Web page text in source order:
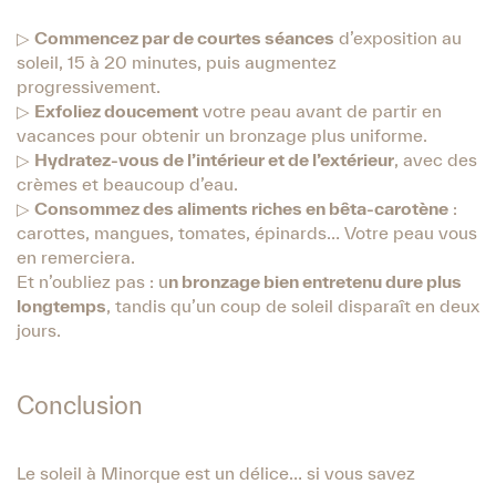
▷ Commencez par de courtes séances d’exposition au
soleil, 15 à 20 minutes, puis augmentez
progressivement.
▷ Exfoliez doucement votre peau avant de partir en
vacances pour obtenir un bronzage plus uniforme.
▷ Hydratez-vous de l’intérieur et de l’extérieur, avec des
crèmes et beaucoup d’eau.
▷ Consommez des aliments riches en bêta-carotène :
carottes, mangues, tomates, épinards… Votre peau vous
en remerciera.
Et n’oubliez pas : un bronzage bien entretenu dure plus
longtemps, tandis qu’un coup de soleil disparaît en deux
jours.
Conclusion
Le soleil à Minorque est un délice… si vous savez